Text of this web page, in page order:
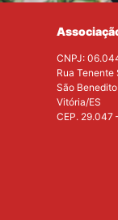
CNPJ:
Rua
São Benedito
Vitória/ES
CEP. 29.047